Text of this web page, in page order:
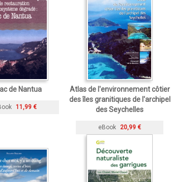
de Nantua
11,99 €
Atlas de l'environnement côtier
des îles granitiques de l'archipel
des Seychelles
eBook 20,99 €